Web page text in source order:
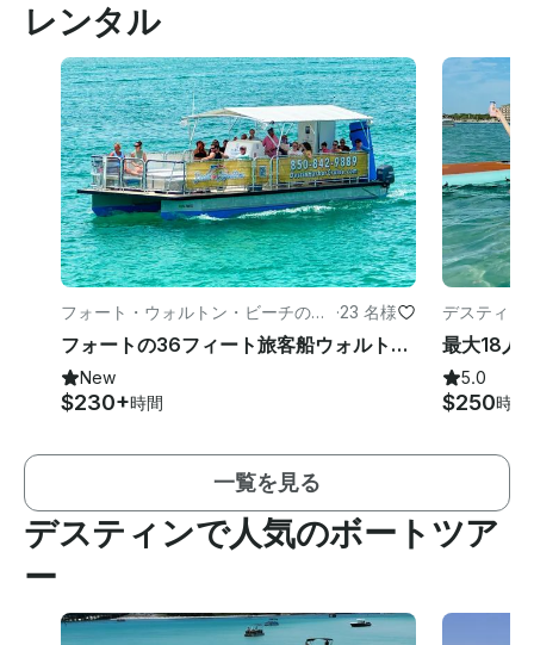
レンタル
フォート・ウォルトン・ビーチのパ
ワーボート
·23 名様
フォートの36フィート旅客船ウォルトンビーチ/デスティン：ドルフィン、ハーバー、クラブアイランド
New
$230+時間
デスティン
5.0
$250時間
一覧を見る
デスティンで人気のボートツア
ー